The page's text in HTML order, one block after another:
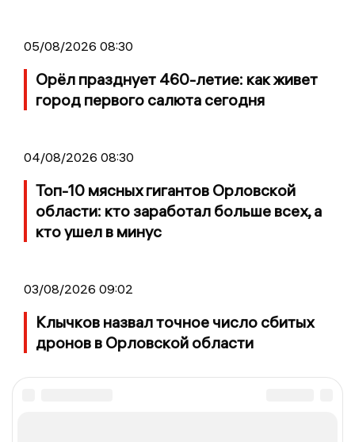
05/08/2026 08:30
Орёл празднует 460-летие: как живет
город первого салюта сегодня
04/08/2026 08:30
Топ-10 мясных гигантов Орловской
области: кто заработал больше всех, а
кто ушел в минус
03/08/2026 09:02
Клычков назвал точное число сбитых
дронов в Орловской области